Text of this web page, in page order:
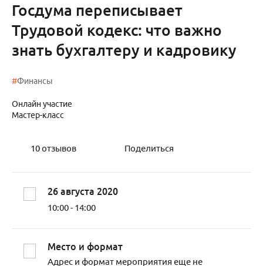
Госдума переписывает
Трудовой кодекс: что важно
знать бухгалтеру и кадровику
#Финансы
Онлайн участие
Мастер-класс
10отзывов Поделиться
26 августа 2020
10:00 - 14:00
Место и формат
Адрес и формат мероприятия еще не